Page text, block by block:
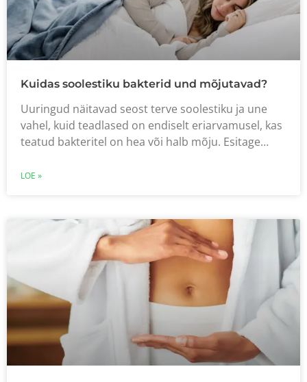
Kuidas soolestiku bakterid und mõjutavad?
Uuringud näitavad seost terve soolestiku ja une
vahel, kuid teadlased on endiselt eriarvamusel, kas
teatud bakteritel on hea või halb mõju. Esitage…
LOE »